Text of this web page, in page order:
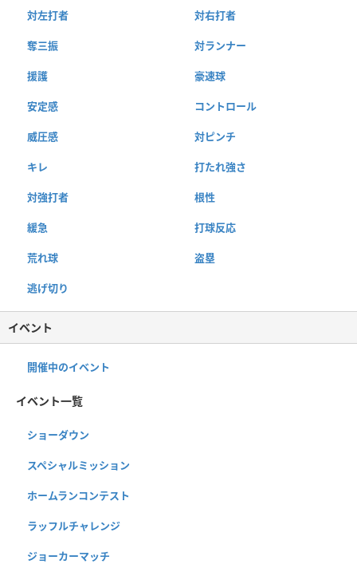
対左打者 対右打者
奪三振 対ランナー
援護 豪速球
安定感 コントロール
威圧感 対ピンチ
キレ 打たれ強さ
対強打者 根性
緩急 打球反応
荒れ球 盗塁
逃げ切り
イベント
開催中のイベント
イベント一覧
ショーダウン
スペシャルミッション
ホームランコンテスト
ラッフルチャレンジ
ジョーカーマッチ